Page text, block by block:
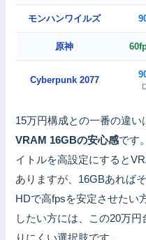
モンハンワイルズ
原神
Cyberpunk 2077
15万円構成との一番の違い
VRAM 16GBの安心感です
イトルを高設定にすると
ありますが、16GBあれば
HDで高fpsを安定させたい
したい方には、この20万
りにくい選択肢です。